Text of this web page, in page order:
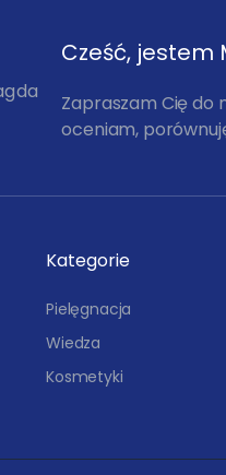
Cześć, jestem
Zapraszam Cię do
oceniam,
Kategorie
Pielęgnacja
Wiedza
Kosmetyki